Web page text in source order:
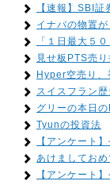
【速報】SBI
イナバの物置
「１日最大５
見せ板PTS売
Hyper空売り、
スイスフラン
グリーの本日
Tyunの投資法
【アンケート
あけましておめ
【アンケート